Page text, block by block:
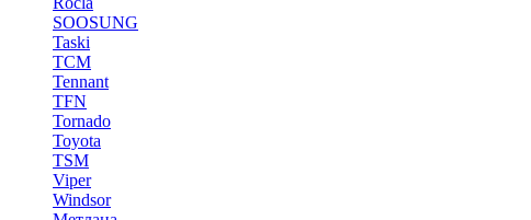
SOOSUNG
Taski
TCM
Tennant
TFN
Tornado
Toyota
TSM
Viper
Windsor